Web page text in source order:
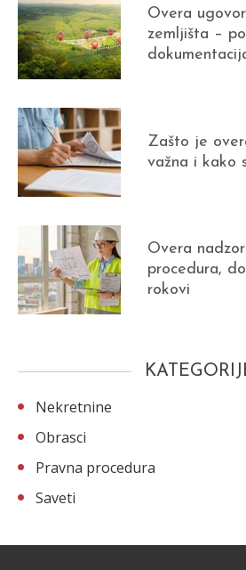
Overa
zemljišta –
Zašto je
važna i kako
Overa
procedura,
rokovi
Nekretnine
Obrasci
Pravna procedura
Saveti